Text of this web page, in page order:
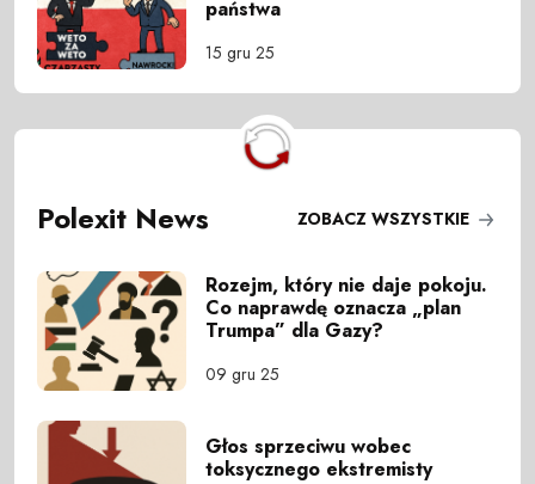
państwa
15 gru 25
Polexit News ZOBACZ WSZYSTKIE
Rozejm, który nie daje pokoju.
Co naprawdę oznacza „plan
Trumpa” dla Gazy?
09 gru 25
Głos sprzeciwu wobec
toksycznego ekstremisty